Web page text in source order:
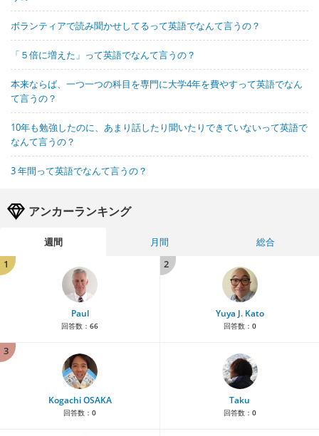
ボランティアで読み聞かせしてるって英語でなんて言うの？
「５倍に増えた」って英語でなんて言うの？
本来ならば、一つ一つの科目を専門に大学4年を費やすって英語でなん
て言うの？
10年も勉強したのに、あまり話したり聞いたりできていないって英語で
なんて言うの？
3 年間って英語でなんて言うの？
アンカーランキング
週間 月間
総合
1
Paul
回答数： 66
2
Yuya J. Kato
回答数： 0
3
Kogachi OSAKA
回答数： 0
Taku
回答数： 0